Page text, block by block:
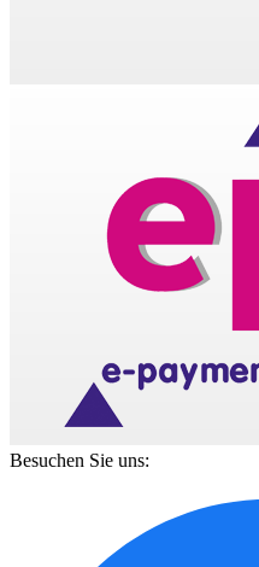
Besuchen Sie uns: